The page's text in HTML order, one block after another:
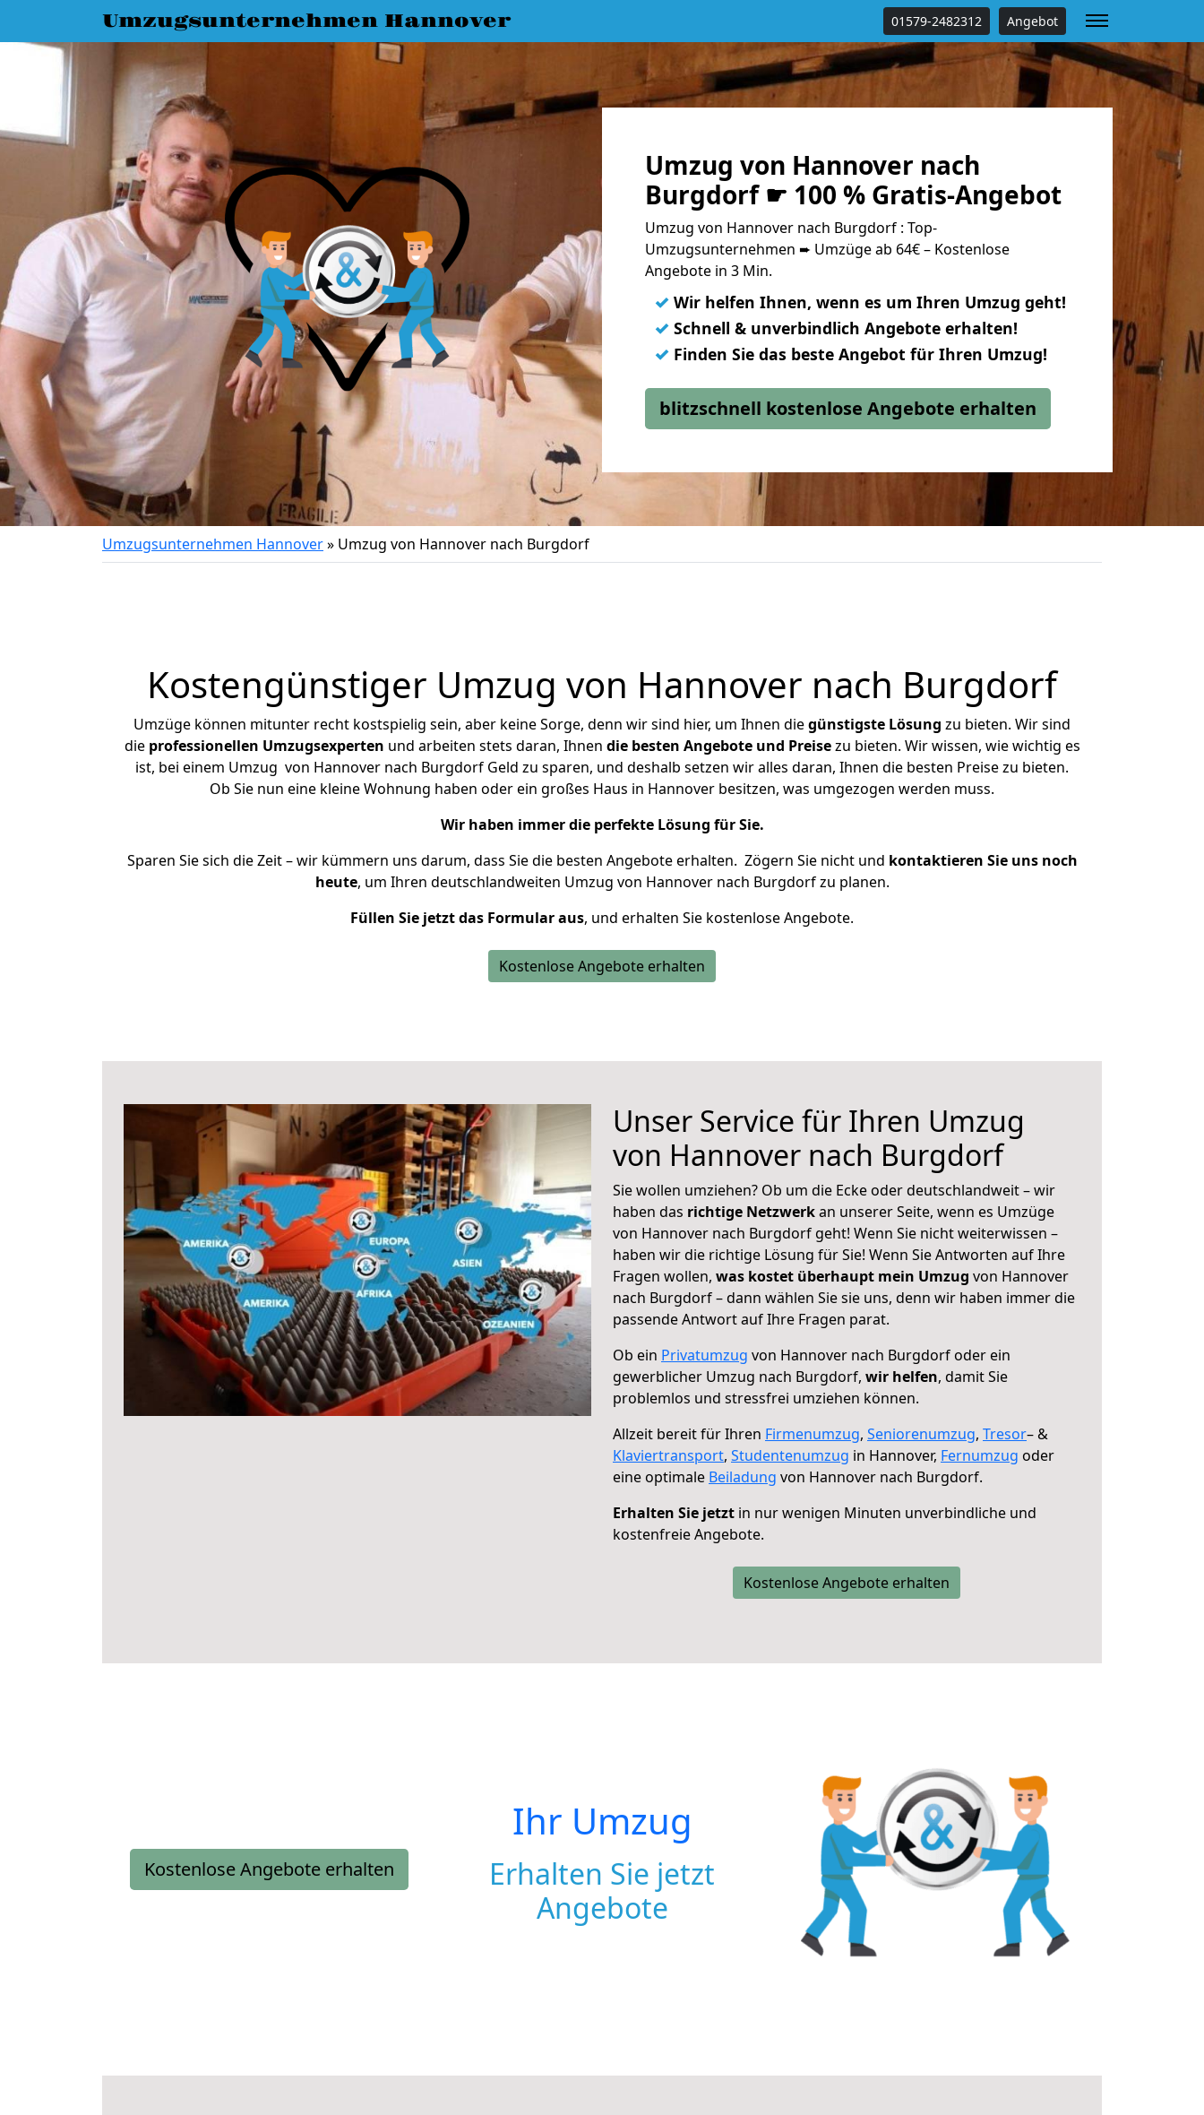
Umzugsunternehmen Hannover 01579-2482312 Angebot
Umzug von Hannover nach
Burgdorf ☛ 100 % Gratis-Angebot
Umzug von Hannover nach Burgdorf : Top-
Umzugsunternehmen ➨ Umzüge ab 64€ – Kostenlose
Angebote in 3 Min.
✓ Wir helfen Ihnen, wenn es um Ihren Umzug geht!
✓ Schnell & unverbindlich Angebote erhalten!
✓ Finden Sie das beste Angebot für Ihren Umzug!
blitzschnell kostenlose Angebote erhalten
Umzugsunternehmen Hannover» Umzug von Hannover nach Burgdorf
Kostengünstiger Umzug von Hannover nach Burgdorf
Umzüge können mitunter recht kostspielig sein, aber keine Sorge, denn wir sind hier, um Ihnen diegünstigste Lösung zu bieten. Wir sind
die professionellen Umzugsexperten und arbeiten stets daran, Ihnen die besten Angebote und Preisezu bieten. Wir wissen, wie wichtig es
ist, bei einem Umzug von Hannover nach Burgdorf Geld zu sparen, und deshalb setzen wir alles daran, Ihnen die besten Preise zu bieten.
Ob Sie nun eine kleine Wohnung haben oder ein großes Haus in Hannover besitzen, was umgezogen werden muss.
Wir haben immer die perfekte Lösung für Sie.
Sparen Sie sich die Zeit – wir kümmern uns darum, dass Sie die besten Angebote erhalten. Zögern Sie nicht und kontaktieren Sie uns noch
heute, um Ihren deutschlandweiten Umzug von Hannover nach Burgdorf zu planen.
Füllen Sie jetzt das Formular aus, und erhalten Sie kostenlose Angebote.
Kostenlose Angebote erhalten
Unser Service für Ihren Umzug
von Hannover nach Burgdorf
Sie wollen umziehen? Ob um die Ecke oder deutschlandweit – wir
haben das richtige Netzwerkan unserer Seite, wenn es Umzüge
von Hannover nach Burgdorf geht! Wenn Sie nicht weiterwissen –
haben wir die richtige Lösung für Sie! Wenn Sie Antworten auf Ihre
Fragen wollen, was kostet überhaupt mein Umzug von Hannover
nach Burgdorf – dann wählen Sie sie uns, denn wir haben immer die
passende Antwort auf Ihre Fragen parat.
Ob ein Privatumzug von Hannover nach Burgdorf oder ein
gewerblicher Umzug nach Burgdorf, wir helfen, damit Sie
problemlos und stressfrei umziehen können.
Allzeit bereit für Ihren Firmenumzug, Seniorenumzug, Tresor– &
Klaviertransport, Studentenumzug in Hannover, Fernumzug oder
eine optimale Beiladung von Hannover nach Burgdorf.
Erhalten Sie jetzt in nur wenigen Minuten unverbindliche und
kostenfreie Angebote.
Kostenlose Angebote erhalten
Kostenlose Angebote erhalten
Ihr Umzug
Erhalten Sie jetzt
Angebote